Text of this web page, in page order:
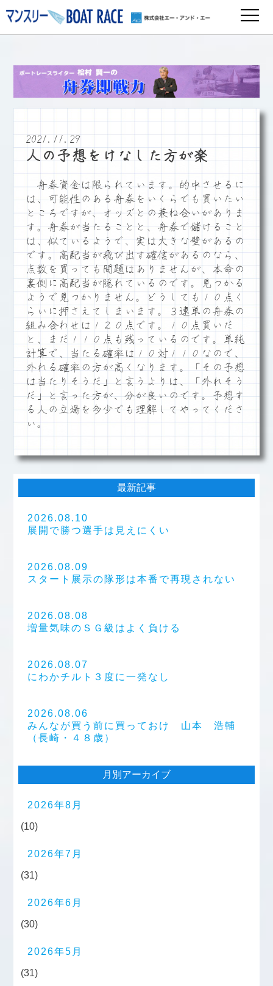
2021.11.29
人の予想をけなした方が楽
舟券資金は限られています。的中させるに
は、可能性のある舟券をいくらでも買いたい
ところですが、オッズとの兼ね合いがありま
す。舟券が当たることと、舟券で儲けること
は、似ているようで、実は大きな壁があるの
です。高配当が飛び出す確信があるのなら、
点数を買っても問題はありませんが、本命の
裏側に高配当が隠れているのです。見つかる
ようで見つかりません。どうしても１０点く
らいに押さえてしまいます。３連単の舟券の
組み合わせは１２０点です。１０点買いだ
と、まだ１１０点も残っているのです。単純
計算で、当たる確率は１０対１１０なので、
外れる確率の方が高くなります。「その予想
は当たりそうだ」と言うよりは、「外れそう
だ」と言った方が、分が良いのです。予想す
る人の立場を多少でも理解してやってくださ
い。
最新記事
2026.08.10
展開で勝つ選手は見えにくい
2026.08.09
スタート展示の隊形は本番で再現されない
2026.08.08
増量気味のＳＧ級はよく負ける
2026.08.07
にわかチルト３度に一発なし
2026.08.06
みんなが買う前に買っておけ 山本 浩輔
（長崎・４８歳）
月別アーカイブ
2026年8月
(10)
2026年7月
(31)
2026年6月
(30)
2026年5月
(31)